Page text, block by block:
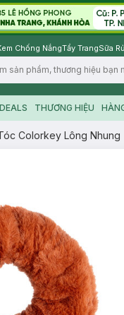
Chống NắngTẩy TrangSữa
THƯƠNG HIỆU
Colorkey Lông Nhung